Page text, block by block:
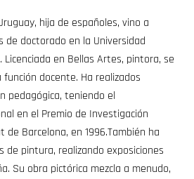
hija de españoles, vino a
de doctorado en la Universidad
en Bellas Artes, pintora, se
docente. Ha realizados
pedagógica, teniendo el
en el Premio de Investigación
de Barcelona, en 1996.También ha
de pintura, realizando exposiciones
Su obra pictórica mezcla a menudo,